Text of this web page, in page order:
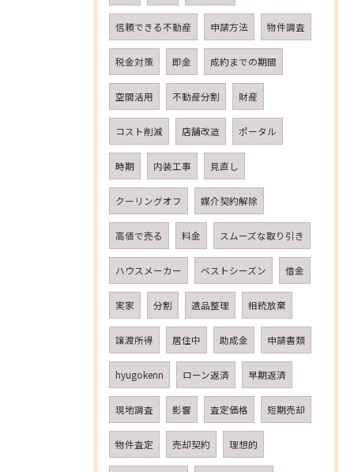
信頼できる不動産 申請方法 物件調査
税金対策 即金 成約までの期間
空間活用 不動産分割 財産
コスト削減 店舗改造 ポータル
時期 内装工事 見直し
クーリングオフ 媒介契約解除
高値で売る 料金 スムーズな取り引き
ハウスメーカー ベストシーズン 借金
実家 分割 遺品整理 相続放棄
譲渡所得 居住中 助成金 申請書類
hyugokenn ローン返済 早期返済
現地調査 影響 査定価格 短期売却
物件査定 売却契約 理想的